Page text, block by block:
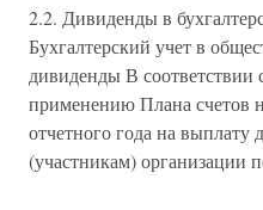
2.2. Дивиденды в
Бухгалтерский учет в
дивиденды В соответствии
применению Плана счетов
отчетного года на выплату
(участникам) организации